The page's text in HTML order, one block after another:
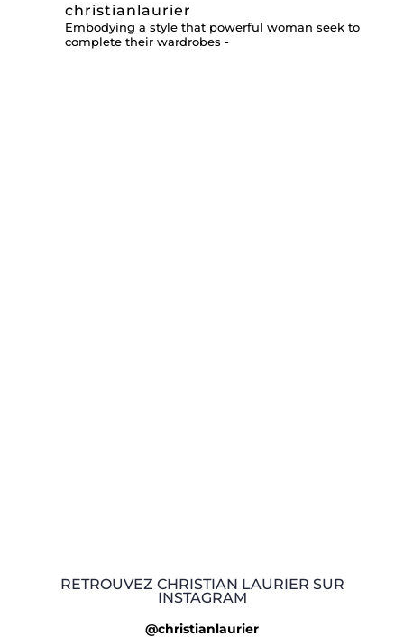
christianlaurier
Embodying a style that powerful woman seek to
complete their wardrobes -
RETROUVEZ CHRISTIAN LAURIER SUR
INSTAGRAM
@christianlaurier